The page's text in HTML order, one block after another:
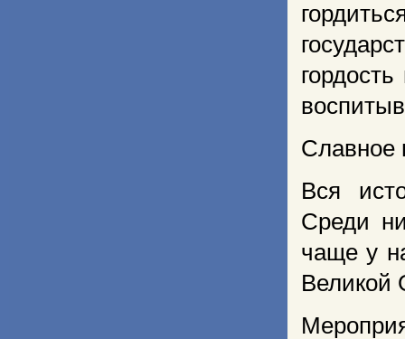
Славное
Вся
Среди
чаще у
Великой